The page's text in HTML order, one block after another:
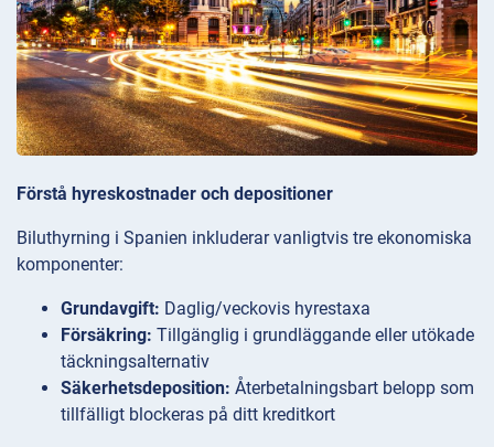
Förstå hyreskostnader och depositioner
Biluthyrning i Spanien inkluderar vanligtvis tre ekonomiska
komponenter:
Grundavgift: Daglig/veckovis hyrestaxa
Försäkring: Tillgänglig i grundläggande eller utökade
täckningsalternativ
Säkerhetsdeposition: Återbetalningsbart belopp som
tillfälligt blockeras på ditt kreditkort